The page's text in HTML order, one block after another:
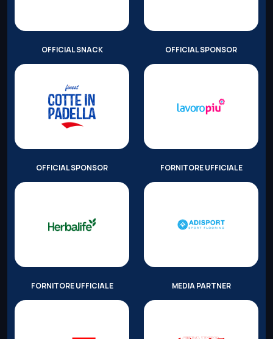
OFFICIAL SNACK OFFICIAL SPONSOR
OFFICIAL SPONSOR FORNITORE UFFICIALE
FORNITORE UFFICIALE MEDIA PARTNER